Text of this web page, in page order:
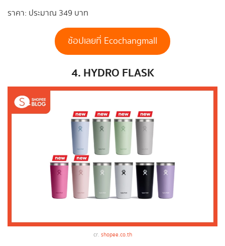
ราคา: ประมาณ 349 บาท
ช้อปเลยที่ Ecochangmall
4. HYDRO FLASK
cr. shopee.co.th